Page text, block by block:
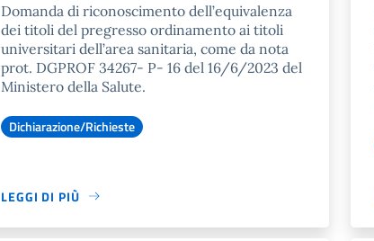
Domanda di riconoscimento dell’equivalenza
dei titoli del pregresso ordinamento ai titoli
universitari dell’area sanitaria, come da nota
prot. DGPROF 34267- P- 16 del 16/6/2023 del
Ministero della Salute.
Dichiarazione/Richieste
LEGGI DI PIÙ